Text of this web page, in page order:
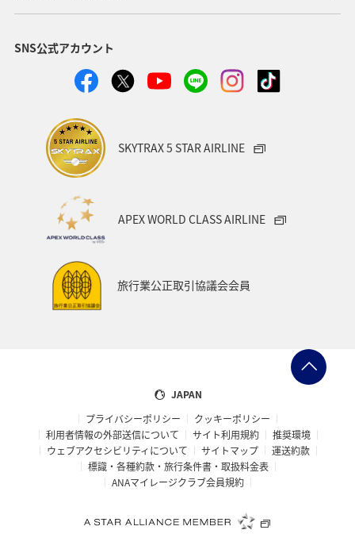
SNS公式アカウント
SKYTRAX 5 STAR AIRLINE
APEX WORLD CLASS AIRLINE
旅行業公正取引協議会会員
JAPAN
プライバシーポリシー
クッキーポリシー
利用者情報の外部送信について
サイト利用規約
推奨環境
ウェブアクセシビリティについて
サイトマップ
運送約款
標識・各種約款・旅行条件書・取扱料金表
ANAマイレージクラブ会員規約